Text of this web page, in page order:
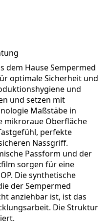
dem Hause Sempermed
optimale Sicherheit und
und
und setzen mit
Maßstäbe in
mikroraue Oberfläche
perfekte
Nassgriff.
Passform und der
sorgen für eine
Die synthetische
der Sempermed
anziehbar ist, ist das
Die Struktur